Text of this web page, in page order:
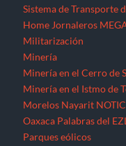
Sistema de Transporte
Home Jornaleros
Militarización
Minería
Minería en el Cerro de
Minería en el Istmo de
Morelos Nayarit
Oaxaca Palabras del
Parques eólicos